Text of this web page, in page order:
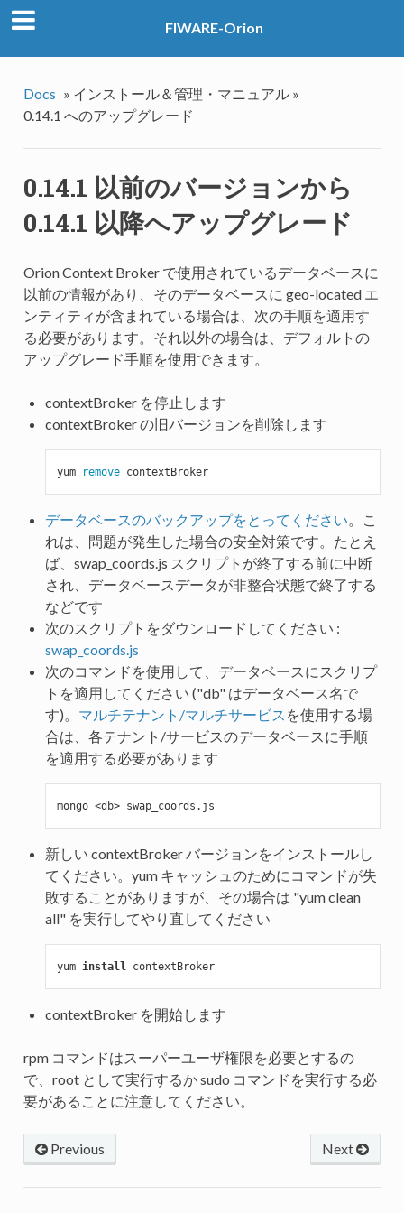
FIWARE-Orion
Docs » インストール＆管理・マニュアル »
0.14.1 へのアップグレード
0.14.1 以前のバージョンから
0.14.1 以降へアップグレード
Orion Context Broker で使用されているデータベースに
以前の情報があり、そのデータベースに geo-located エ
ンティティが含まれている場合は、次の手順を適用す
る必要があります。それ以外の場合は、デフォルトの
アップグレード手順を使用できます。
contextBroker を停止します
contextBroker の旧バージョンを削除します
yum remove contextBroker
データベースのバックアップをとってください。こ
れは、問題が発生した場合の安全対策です。たとえ
ば、swap_coords.js スクリプトが終了する前に中断
され、データベースデータが非整合状態で終了する
などです
次のスクリプトをダウンロードしてください :
swap_coords.js
次のコマンドを使用して、データベースにスクリプ
トを適用してください ("db" はデータベース名で
す)。 マルチテナント/マルチサービス を使用する場
合は、各テナント/サービスのデータベースに手順
を適用する必要があります
mongo <db> swap_coords .js
新しい contextBroker バージョンをインストールし
てください。yum キャッシュのためにコマンドが失
敗することがありますが、その場合は "yum clean
all" を実行してやり直してください
yum install contextBroker
contextBroker を開始します
rpm コマンドはスーパーユーザ権限を必要とするの
で、root として実行するか sudo コマンドを実行する必
要があることに注意してください。
Next
Previous